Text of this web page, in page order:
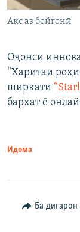
Акс аз бойгонӣ
Оҷонси
“Харитаи
ширкати
бархат ё
Идома
Ба